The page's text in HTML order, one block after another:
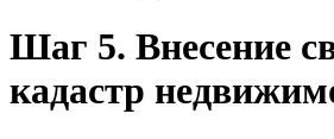
Шаг 5. Внесение
кадастр